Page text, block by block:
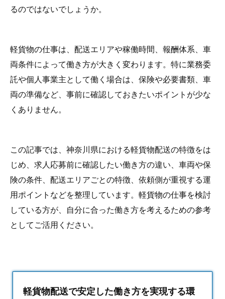
るのではないでしょうか。
軽貨物の仕事は、配送エリアや稼働時間、報酬体系、車
両条件によって働き方が大きく変わります。特に業務委
託や個人事業主として働く場合は、保険や必要書類、車
両の準備など、事前に確認しておきたいポイントが少な
くありません。
この記事では、神奈川県における軽貨物配送の特徴をは
じめ、求人応募前に確認したい働き方の違い、車両や保
険の条件、配送エリアごとの特徴、依頼側が重視する運
用ポイントなどを整理しています。軽貨物の仕事を検討
している方が、自分に合った働き方を考えるための参考
としてご活用ください。
軽貨物配送で安定した働き方を実現する環